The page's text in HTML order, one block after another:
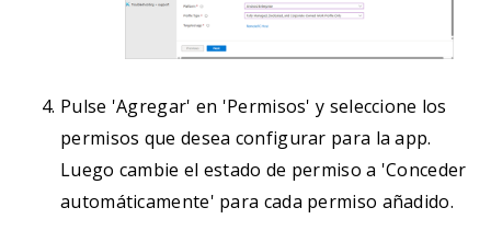
Pulse 'Agregar' en 'Permisos' y seleccione los
permisos que desea configurar para la app.
Luego cambie el estado de permiso a 'Conceder
automáticamente' para cada permiso añadido.